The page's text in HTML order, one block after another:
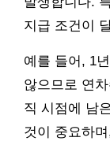
지급 조건이
예를 들어, 1
않으므로 연
직 시점에 남
것이 중요하